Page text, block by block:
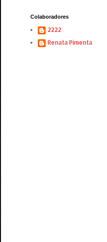
Colaboradores
2222
Renata Pimenta